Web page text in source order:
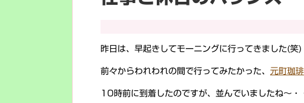
昨日は、早起きしてモーニングに行ってきました(笑)
前々からわれわれの間で行ってみたかった、 元町珈琲
10時前に到着したのですが、並んでいましたね～・